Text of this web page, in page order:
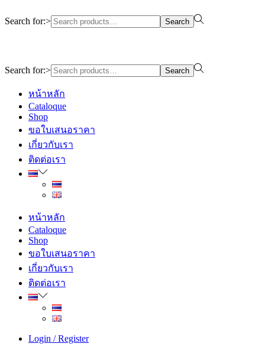
Search for:> Search
Search for:> Search
หน้าหลัก
Cataloque
Shop
ขอใบเสนอราคา
เกี่ยวกับเรา
ติดต่อเรา
หน้าหลัก
Cataloque
Shop
ขอใบเสนอราคา
เกี่ยวกับเรา
ติดต่อเรา
Login / Register